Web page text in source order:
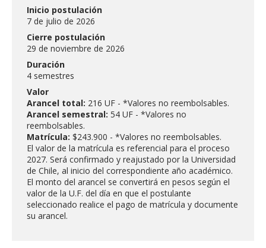
Inicio postulación
7 de julio de 2026
Cierre postulación
29 de noviembre de 2026
Duración
4 semestres
Valor
Arancel total: 216 UF - *Valores no reembolsables.
Arancel semestral: 54 UF - *Valores no
reembolsables.
Matrícula: $243.900 - *Valores no reembolsables.
El valor de la matrícula es referencial para el proceso
2027. Será confirmado y reajustado por la Universidad
de Chile, al inicio del correspondiente año académico.
El monto del arancel se convertirá en pesos según el
valor de la U.F. del día en que el postulante
seleccionado realice el pago de matrícula y documente
su arancel.